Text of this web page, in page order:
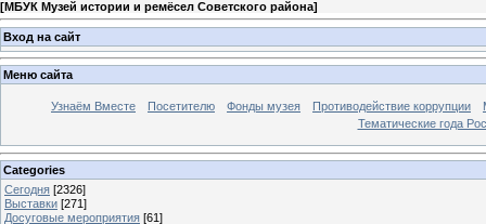
[МБУК Музей истории и ремёсел Советского района]
Вход на сайт
Меню сайта
Узнаём Вместе Посетителю Фонды музея Противодействие коррупции
Тематические года
Categories
Сегодня [2326]
Выставки [271]
Досуговые мероприятия [61]